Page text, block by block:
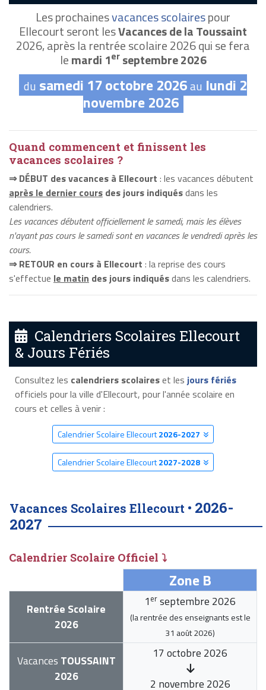
Les prochainesvacances scolairespour
Ellecourt seront lesVacances de la Toussaint
2026, après la rentrée scolaire 2026 qui se fera
lemardi 1erseptembre 2026
du samedi 17 octobre 2026au lundi 2
novembre 2026
Quand commencent et finissent les
vacances scolaires ?
⇒ DÉBUT des vacances à Ellecourt : les vacances débutent
après le dernier cours des jours indiquésdans les
calendriers.
Les vacances débutent officiellement le samedi, mais les élèves
n'ayant pas cours le samedi sont en vacances le vendredi après les
cours.
⇒ RETOUR en cours à Ellecourt : la reprise des cours
s'effectue le matin des jours indiquésdans les calendriers.
Calendriers Scolaires Ellecourt
& Jours Fériés
Consultez les calendriers scolaireset les jours fériés
officiels pour la ville d'Ellecourt, pour l'année scolaire en
cours et celles à venir :
Calendrier Scolaire Ellecourt2026-2027
Calendrier Scolaire Ellecourt2027-2028
Vacances Scolaires Ellecourt • 2026-
2027
Calendrier Scolaire Officiel ⤵
Zone B
Rentrée Scolaire
2026
1 er septembre 2026
(la rentrée des enseignants est le
31 août 2026)
Vacances TOUSSAINT
2026
17 octobre 2026
2 novembre 2026